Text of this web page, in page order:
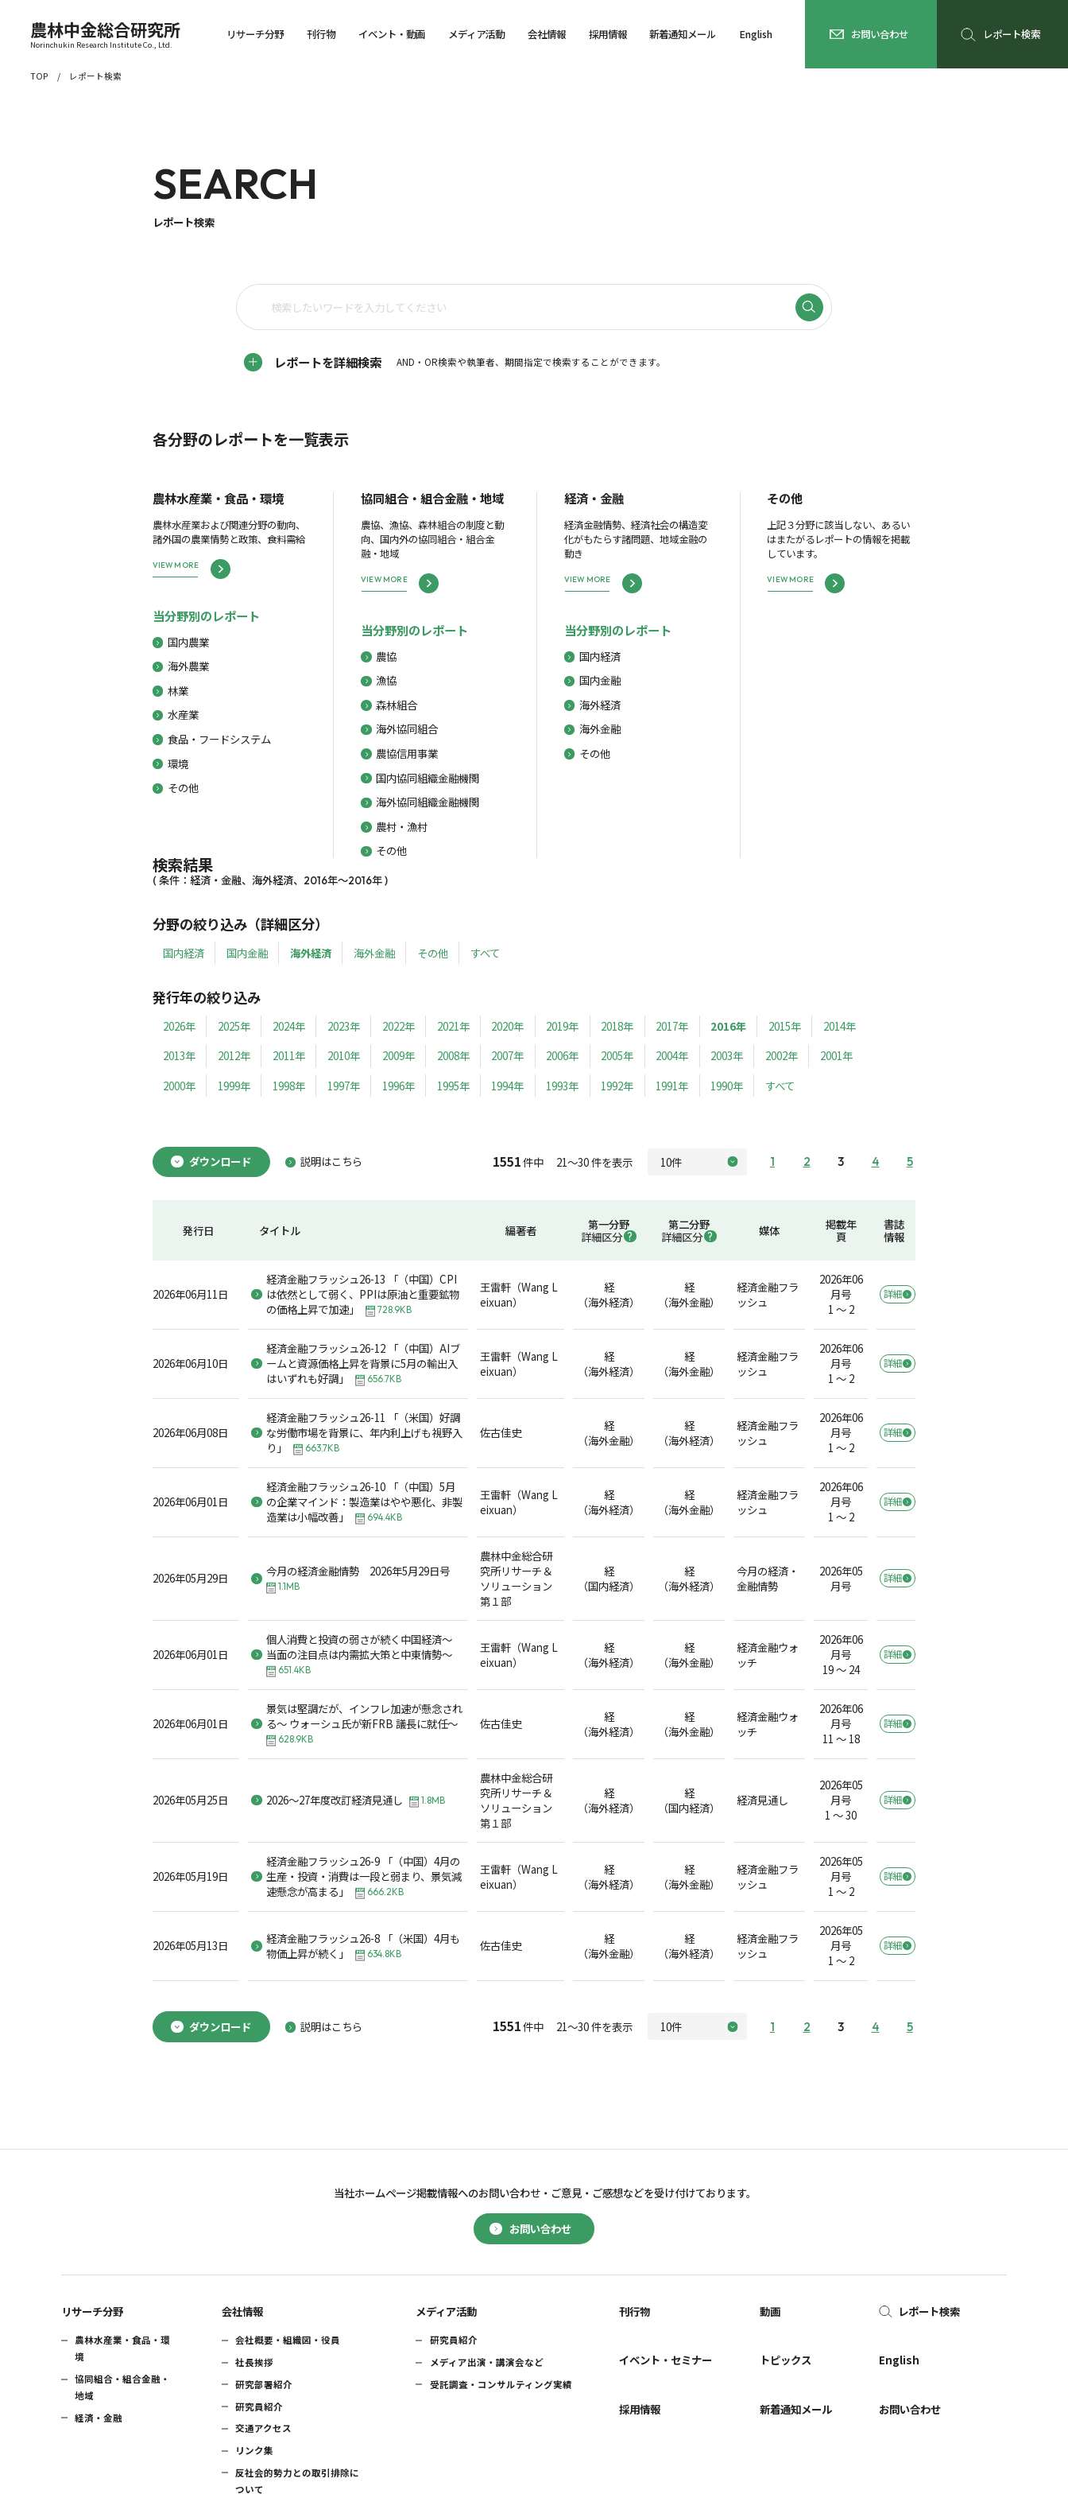
農林中金総合研究所
Norinchukin Research Institute Co., Ltd.
リサーチ分野 刊行物 イベント・動画 メディア活動 会社情報 採用情報 新着通知メール English お問い合わせ レポート検索
TOP レポート検索
SEARCH
レポート検索
レポートを詳細検索 AND・OR検索や執筆者、期間指定で検索することができます。
各分野のレポートを一覧表示
農林水産業・食品・環境
農林水産業および関連分野の動向、
諸外国の農業情勢と政策、食料需給
VIEW MORE
当分野別のレポート
国内農業
海外農業
林業
水産業
食品・フードシステム
環境
その他
協同組合・組合金融・地域
農協、漁協、森林組合の制度と動
向、国内外の協同組合・組合金
融・地域
VIEW MORE
当分野別のレポート
農協
漁協
森林組合
海外協同組合
農協信用事業
国内協同組織金融機関
海外協同組織金融機関
農村・漁村
その他
経済・金融
経済金融情勢、経済社会の構造変
化がもたらす諸問題、地域金融の
動き
VIEW MORE
当分野別のレポート
国内経済
国内金融
海外経済
海外金融
その他
その他
上記３分野に該当しない、あるい
はまたがるレポートの情報を掲載
しています。
VIEW MORE
検索結果
( 条件：経済・金融、海外経済、2016年～2016年 )
分野の絞り込み（詳細区分）
国内経済 国内金融 海外経済 海外金融 その他 すべて
発行年の絞り込み
2026年 2025年 2024年 2023年 2022年 2021年 2020年 2019年 2018年 2017年 2016年 2015年
2014年
2013年
2012年 2011年 2010年 2009年 2008年 2007年 2006年 2005年 2004年 2003年 2002年
2001年
2000年
1999年 1998年 1997年 1996年 1995年 1994年 1993年 1992年 1991年 1990年 すべて
ダウンロード 説明はこちら 1551件中 21～30 件を表示 1 2 3 4 5
発行日 タイトル 編著者
第一分野
詳細区分
第二分野
詳細区分
媒体
掲載年
頁
書誌
情報
2026年06月11日
経済金融フラッシュ26-13 「（中国）CPI
は依然として弱く、PPIは原油と重要鉱物
の価格上昇で加速」
728.9KB
王雷軒（Wang L
eixuan）
経
（海外経済）
経
（海外金融）
経済金融フラ
ッシュ
2026年06
月号
1 ～ 2
詳細
2026年06月10日
経済金融フラッシュ26-12 「（中国）AIブ
ームと資源価格上昇を背景に5月の輸出入
はいずれも好調」
656.7KB
王雷軒（Wang L
eixuan）
経
（海外経済）
経
（海外金融）
経済金融フラ
ッシュ
2026年06
月号
1 ～ 2
詳細
2026年06月08日
経済金融フラッシュ26-11 「（米国）好調
な労働市場を背景に、年内利上げも視野入
り」
663.7KB
佐古佳史
経
（海外金融）
経
（海外経済）
経済金融フラ
ッシュ
2026年06
月号
1 ～ 2
詳細
2026年06月01日
経済金融フラッシュ26-10 「（中国）5月
の企業マインド：製造業はやや悪化、非製
造業は小幅改善」
694.4KB
王雷軒（Wang L
eixuan）
経
（海外経済）
経
（海外金融）
経済金融フラ
ッシュ
2026年06
月号
1 ～ 2
詳細
2026年05月29日 今月の経済金融情勢 2026年5月29日号
1.1MB
農林中金総合研
究所リサーチ＆
ソリューション
第１部
経
（国内経済）
経
（海外経済）
今月の経済・
金融情勢
2026年05
月号
詳細
2026年06月01日
個人消費と投資の弱さが続く中国経済～
当面の注目点は内需拡大策と中東情勢～
651.4KB
王雷軒（Wang L
eixuan）
経
（海外経済）
経
（海外金融）
経済金融ウォ
ッチ
2026年06
月号
19 ～ 24
詳細
2026年06月01日
景気は堅調だが、インフレ加速が懸念され
る～ ウォーシュ氏が新FRB 議長に就任～
628.9KB
佐古佳史
経
（海外経済）
経
（海外金融）
経済金融ウォ
ッチ
2026年06
月号
11 ～ 18
詳細
2026年05月25日 2026～27年度改訂経済見通し 1.8MB
農林中金総合研
究所リサーチ＆
ソリューション
第１部
経
（海外経済）
経
（国内経済）
経済見通し
2026年05
月号
1 ～ 30
詳細
2026年05月19日
経済金融フラッシュ26-9 「（中国）4月の
生産・投資・消費は一段と弱まり、景気減
速懸念が高まる」
666.2KB
王雷軒（Wang L
eixuan）
経
（海外経済）
経
（海外金融）
経済金融フラ
ッシュ
2026年05
月号
1 ～ 2
詳細
2026年05月13日
経済金融フラッシュ26-8 「（米国）4月も
物価上昇が続く」
634.8KB
佐古佳史
経
（海外金融）
経
（海外経済）
経済金融フラ
ッシュ
2026年05
月号
1 ～ 2
詳細
ダウンロード 説明はこちら 1551件中 21～30 件を表示 1 2 3 4 5
お問い合わせ
当社ホームページ掲載情報へのお問い合わせ・ ご意見・ご感想などを受け付けております。
リサーチ分野
農林水産業・食品・環
境
協同組合・組合金融・
地域
経済・金融
会社情報
会社概要・組織図・役員
社長挨拶
研究部署紹介
研究員紹介
交通アクセス
リンク集
反社会的勢力との取引排除に
ついて
メディア活動
研究員紹介
メディア出演・講演会など
受託調査・コンサルティング実績
刊行物
イベント・セミナー
採用情報
動画
トピックス
新着通知メール
レポート検索
English
お問い合わせ